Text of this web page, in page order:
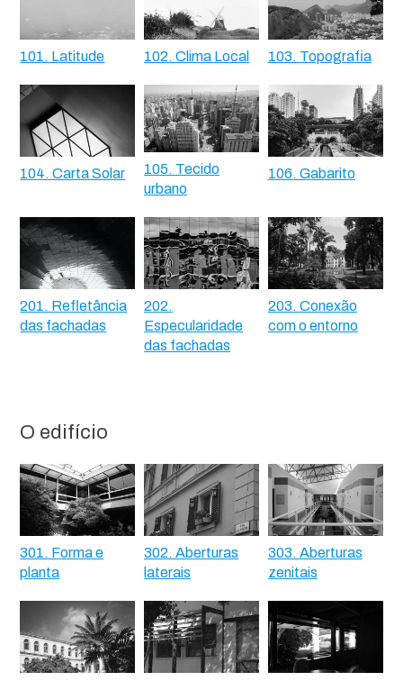
101. Latitude 102. Clima Local 103. Topografia
104. Carta Solar
105. Tecido
urbano
106. Gabarito
201. Refletância
das fachadas
202.
Especularidade
das fachadas
203. Conexão
com o entorno
O edifício
301. Forma e
planta
302. Aberturas
laterais
303. Aberturas
zenitais